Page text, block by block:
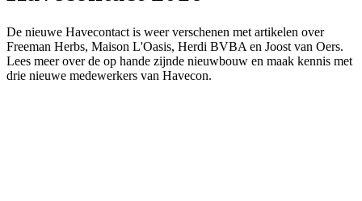
De nieuwe Havecontact is weer verschenen met artikelen over
Freeman Herbs, Maison L'Oasis, Herdi BVBA en Joost van Oers.
Lees meer over de op hande zijnde nieuwbouw en maak kennis met
drie nieuwe medewerkers van Havecon.